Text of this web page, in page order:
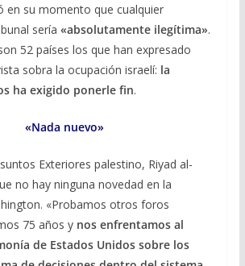
en su momento que cualquier
sería «absolutamente ilegítima».
52 países los que han expresado
sobra la ocupación israelí: la
ha exigido ponerle fin.
«Nada nuevo»
Exteriores palestino, Riyad al-
no hay ninguna novedad en la
«Probamos otros foros
75 años y nos enfrentamos al
de Estados Unidos sobre los